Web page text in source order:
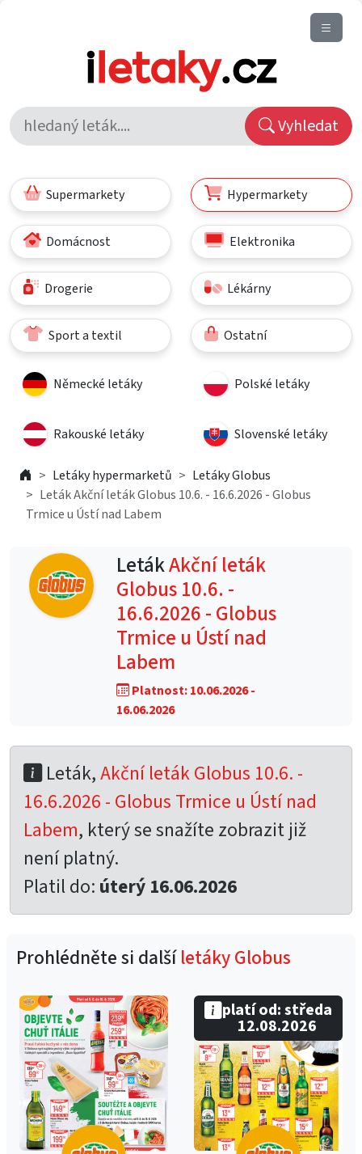
Vyhledat
Supermarkety Hypermarkety
Domácnost Elektronika
Drogerie Lékárny
Sport a textil Ostatní
Německé letáky Polské letáky
Rakouské letáky Slovenské letáky
Letáky hypermarketů
Letáky Globus
Leták Akční leták Globus 10.6. - 16.6.2026 - Globus
Trmice u Ústí nad Labem
LetákAkční leták
Globus 10.6. -
16.6.2026 - Globus
Trmice u Ústí nad
Labem
Platnost: 10.06.2026 -
16.06.2026
Leták,Akční leták Globus 10.6. -
16.6.2026 - Globus Trmice u Ústí nad
Labem, který se snažíte zobrazit již
není platný.
Platil do: úterý 16.06.2026
Prohlédněte si dalšíletáky Globus
platí od: středa
12.08.2026